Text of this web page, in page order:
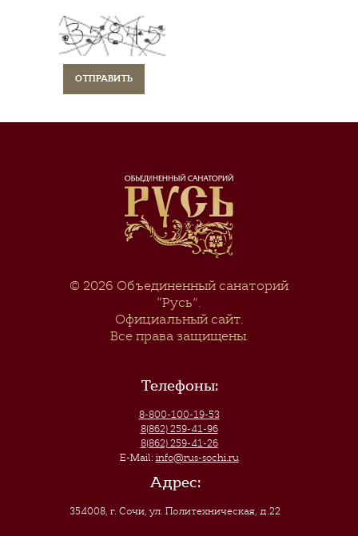
© 2026 Объединенный санаторий
“Русь”.
Официальный сайт.
Все права защищены.
Телефоны:
8-800-100-19-53
8(862) 259-41-96
8(862) 259-41-26
E-Mail: info@rus-sochi.ru
Адрес:
354008, г. Сочи,ул. Политехническая, д.22